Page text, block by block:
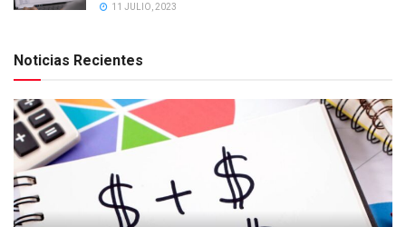
11 JULIO, 2023
Noticias Recientes